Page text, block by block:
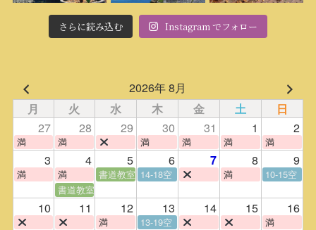
さらに読み込む Instagram でフォロー
2026年 8月
月 火 水 木 金 土 日
27 28 29 30 31 1 2
満 満 満 満 満 満
3 4 5 6 7 8 9
満 満 書道教室 14-18空 満
10-15空
書道教室
10 11 12 13 14 15 16
満 13-19空 満